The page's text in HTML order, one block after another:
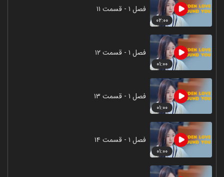
۰۲:۰۰
فصل ۱ - قسمت ۱۱
۰۱:۰۰
فصل ۱ - قسمت ۱۲
۰۱:۰۰
فصل ۱ - قسمت ۱۳
۰۱:۰۰
فصل ۱ - قسمت ۱۴